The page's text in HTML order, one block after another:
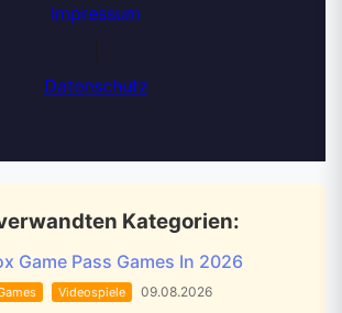
Impressum
Datenschutz
Kategorien:
Game Pass Games In 2026
Videospiele 09.08.2026